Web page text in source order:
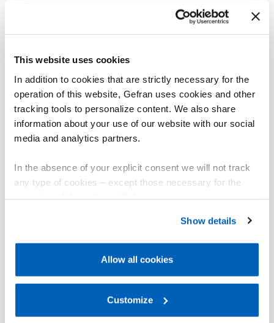
This website uses cookies
In addition to cookies that are strictly necessary for the
operation of this website, Gefran uses cookies and other
tracking tools to personalize content. We also share
information about your use of our website with our social
media and analytics partners.
In the absence of your explicit consent we will not track
any type of cookies – except those necessary for the
Gefran - Cookie
policy.
regarding processing of personal data, at the following
Gefran - Privacy Policy.
Show details
Allow all cookies
Customize